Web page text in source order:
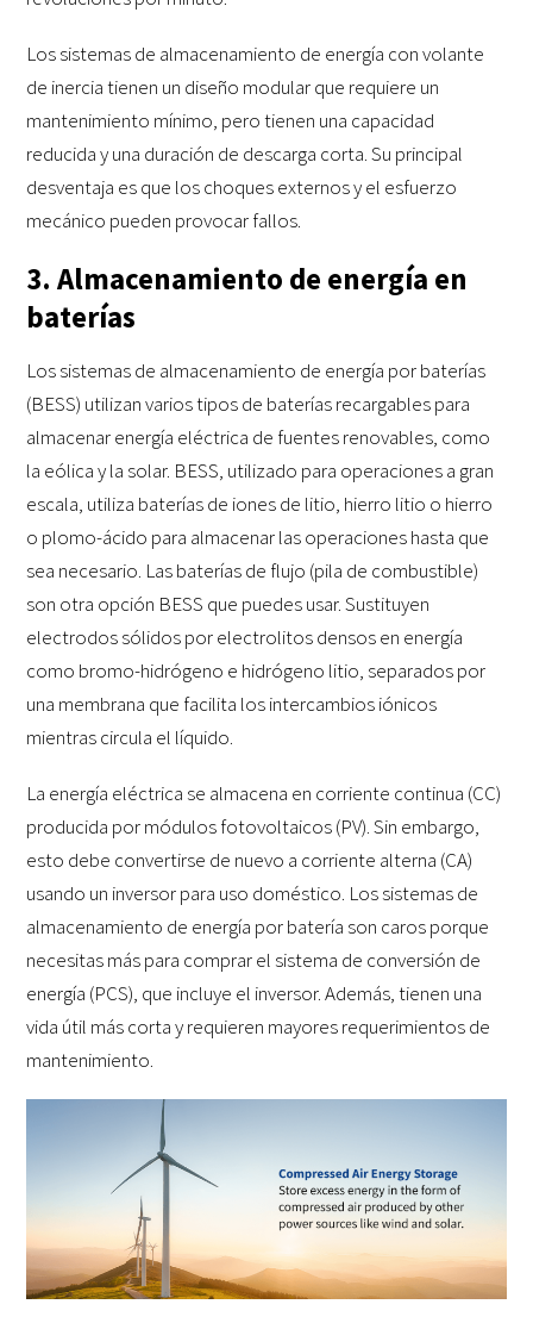
Los sistemas de almacenamiento de energía con volante
de inercia tienen un diseño modular que requiere un
mantenimiento mínimo, pero tienen una capacidad
reducida y una duración de descarga corta. Su principal
desventaja es que los choques externos y el esfuerzo
mecánico pueden provocar fallos.
3. Almacenamiento de energía en
baterías
Los sistemas de almacenamiento de energía por baterías
(BESS) utilizan varios tipos de baterías recargables para
almacenar energía eléctrica de fuentes renovables, como
la eólica y la solar. BESS, utilizado para operaciones a gran
escala, utiliza baterías de iones de litio, hierro litio o hierro
o plomo-ácido para almacenar las operaciones hasta que
sea necesario. Las baterías de flujo (pila de combustible)
son otra opción BESS que puedes usar. Sustituyen
electrodos sólidos por electrolitos densos en energía
como bromo-hidrógeno e hidrógeno litio, separados por
una membrana que facilita los intercambios iónicos
mientras circula el líquido.
La energía eléctrica se almacena en corriente continua (CC)
producida por módulos fotovoltaicos (PV). Sin embargo,
esto debe convertirse de nuevo a corriente alterna (CA)
usando un inversor para uso doméstico. Los sistemas de
almacenamiento de energía por batería son caros porque
necesitas más para comprar el sistema de conversión de
energía (PCS), que incluye el inversor. Además, tienen una
vida útil más corta y requieren mayores requerimientos de
mantenimiento.